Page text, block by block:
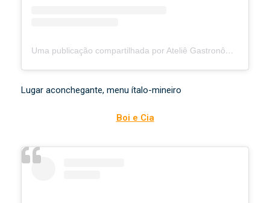
Uma publicação compartilhada por Ateliê Gastronômico Tiradentes (@ateliegastronomicotiradentes)
Lugar aconchegante, menu ítalo-mineiro
Boi e Cia